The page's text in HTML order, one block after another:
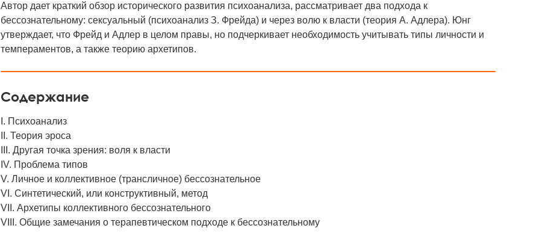
Автор дает краткий обзор исторического развития психоанализа, рассматривает два подхода к
бессознательному: сексуальный (психоанализ З. Фрейда) и через волю к власти (теория А. Адлера). Юнг
утверждает, что Фрейд и Адлер в целом правы, но подчеркивает необходимость учитывать типы личности и
темпераментов, а также теорию архетипов.
Содержание
I. Психоанализ
II. Теория эроса
III. Другая точка зрения: воля к власти
IV. Проблема типов
V. Личное и коллективное (трансличное) бессознательное
VI. Синтетический, или конструктивный, метод
VII. Архетипы коллективного бессознательного
VIII. Общие замечания о терапевтическом подходе к бессознательному